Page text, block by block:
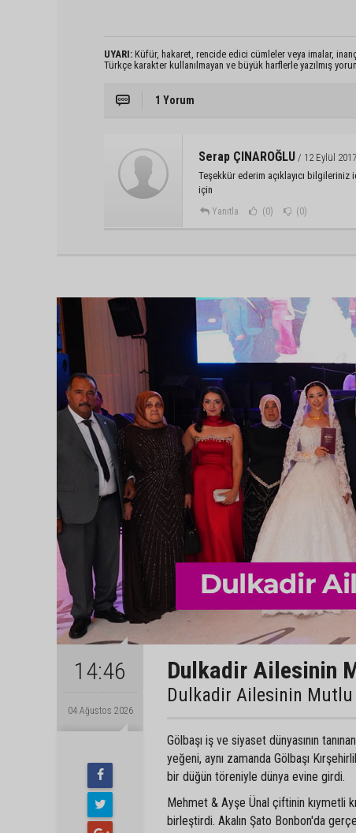
UYARI: Küfür, hakaret, rencide edici cümleler veya imalar,
Türkçe karakter kullanılmayan ve büyük harflerle yazılmış
1 Yorum
Serap ÇINAROĞLU / 12 Eylül
Teşekkür ederim açıklayıcı
için
Yanıtla (0) (0)
14:46
04 Ağustos 2026
Dulkadir Ailesinin
Dulkadir Ailesinin Mutlu
Gölbaşı iş ve siyaset dünyasının
yeğeni, aynı zamanda Gölbaşı
bir düğün töreniyle dünya evine girdi.
Mehmet & Ayşe Ünal çiftinin kıymetli
birleştirdi. Akalın Şato Bonbon'da